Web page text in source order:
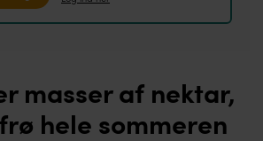
masser af nektar,
hele sommeren